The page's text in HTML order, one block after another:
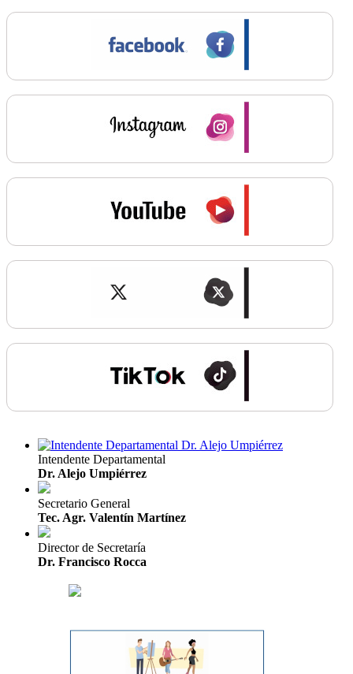
Intendente Departamental
Dr. Alejo Umpiérrez
Secretario General
Tec. Agr. Valentín Martínez
Director de Secretaría
Dr. Francisco Rocca